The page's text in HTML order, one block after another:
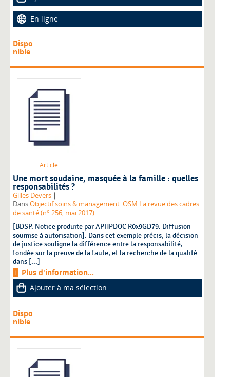
En ligne
Dispo
nible
Article
Une mort soudaine, masquée à la famille : quelles
responsabilités ?
Gilles Devers |
DansObjectif soins & management .OSM La revue des cadres
de santé (n° 256, mai 2017)
[BDSP. Notice produite par APHPDOC R0x9GD79. Diffusion
soumise à autorisation]. Dans cet exemple précis, la décision
de justice souligne la différence entre la responsabilité,
fondée sur la preuve de la faute, et la recherche de la qualité
dans [...]
Plus d'information...
Ajouter à ma sélection
Dispo
nible